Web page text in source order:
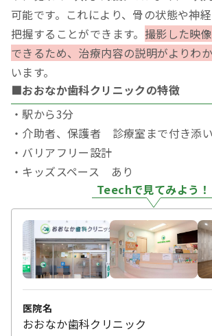
可能です。これにより、骨の状態や神
把握することができます。 撮影した映
できるため、治療内容の説明がよりわ
います。
■おおなか歯科クリニックの特徴
・駅から3分
・介助者、保護者 診療室まで付き添
・バリアフリー設計
・キッズスペース あり
Teechで見てみよう！
医院名
おおなか歯科クリニック